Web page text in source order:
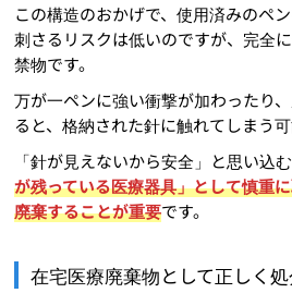
この構造のおかげで、使用済みのペ
刺さるリスクは低いのですが、完全
禁物です。
万が一ペンに強い衝撃が加わったり
ると、格納された針に触れてしまう可
「針が見えないから安全」と思い込
が残っている医療器具」として慎重
廃棄することが重要です。
在宅医療廃棄物として正しく